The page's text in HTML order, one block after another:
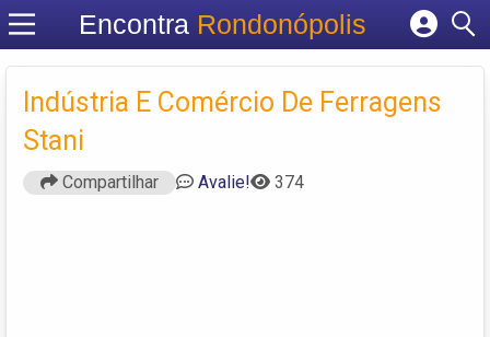
Encontra Rondonópolis
Cadastrar empresa
Criar conta
Indústria E Comércio De Ferragens
Stani
Compartilhar Avalie! 374